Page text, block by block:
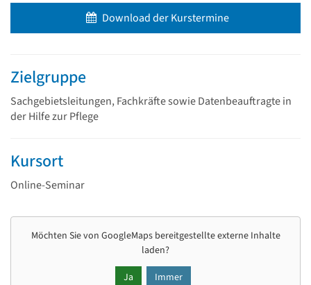
Download der Kurstermine
Zielgruppe
Sachgebietsleitungen, Fachkräfte sowie Datenbeauftragte in
der Hilfe zur Pflege
Kursort
Online-Seminar
Möchten Sie von GoogleMapsbereitgestellte externe Inhalte
laden?
Ja
Immer